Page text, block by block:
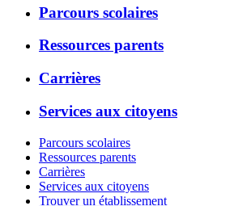
Parcours scolaires
Ressources parents
Carrières
Services aux citoyens
Parcours scolaires
Ressources parents
Carrières
Services aux citoyens
Trouver un établissement